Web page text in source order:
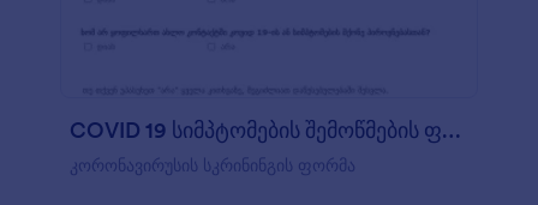
COVID 19 სიმპტომების შემოწმების ფორმა
კორონავირუსის სკრინინგის ფორმა